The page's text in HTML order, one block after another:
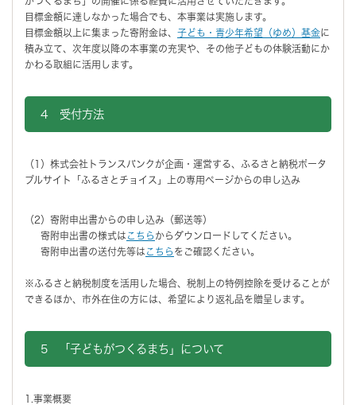
目標金額に達しなかった場合でも、本事業は実施します。
目標金額以上に集まった寄附金は、 子ども・青少年希望（ゆめ）基金に
積み立て、次年度以降の本事業の充実や、その他子どもの体験活動にか
かわる取組に活用します。
4 受付方法
（1）株式会社トランスバンクが企画・運営する、ふるさと納税ポータ
ブルサイト「ふるさとチョイス」上の専用ページからの申し込み
（2）寄附申出書からの申し込み（郵送等）
寄附申出書の様式は こちら からダウンロードしてください。
寄附申出書の送付先等は こちら をご確認ください。
※ふるさと納税制度を活用した場合、税制上の特例控除を受けることが
できるほか、市外在住の方には、希望により返礼品を贈呈します。
5 「子どもがつくるまち」について
1.事業概要